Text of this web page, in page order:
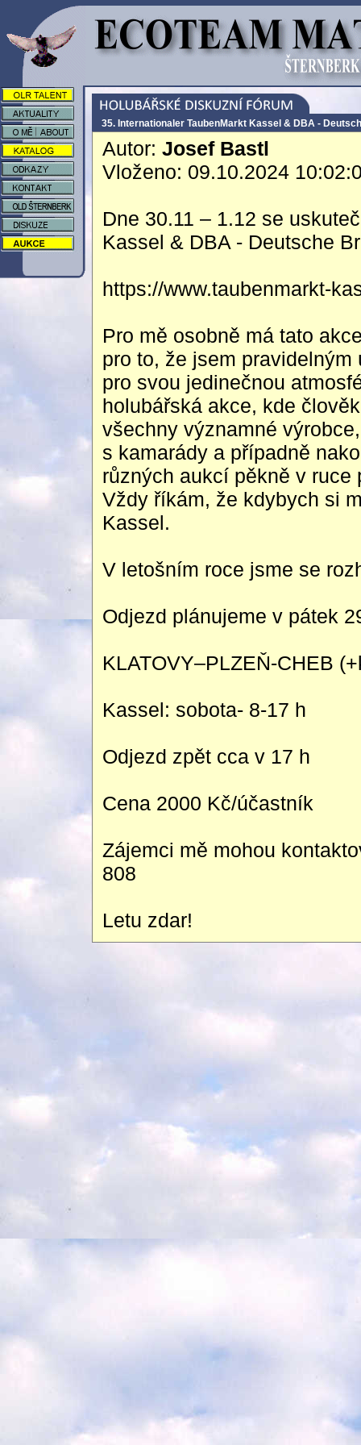
35. Internationaler TaubenMarkt Kassel & DBA -
Autor: Josef Bastl
Vloženo: 09.10.2024
Dne 30.11 – 1.12 se
Kassel & DBA - Deutsche
https://www.taubenmarkt-
Pro mě osobně má tato
pro to, že jsem
pro svou jedinečnou
holubářská akce, kde
všechny významné
s kamarády a případně
různých aukcí pěkně v
Vždy říkám, že kdybych si
Kassel.
V letošním roce jsme se
Odjezd plánujeme v pátek
KLATOVY–PLZEŇ-CHEB
Kassel: sobota- 8-17 h
Odjezd zpět cca v 17 h
Cena 2000 Kč/účastník
Zájemci mě mohou
808
Letu zdar!